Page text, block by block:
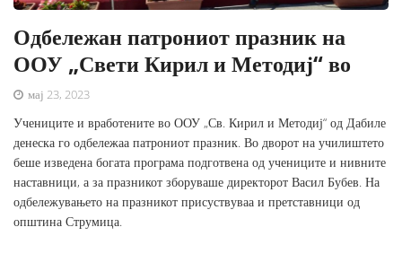
Одбележан патрониот празник на
ООУ „Свети Кирил и Методиј“ во
мај 23, 2023
Учениците и вработените во ООУ „Св. Кирил и Методиј“ од Дабиле
денеска го одбележаа патрониот празник. Во дворот на училиштето
беше изведена богата програма подготвена од учениците и нивните
наставници, а за празникот зборуваше директорот Васил Бубев. На
одбележувањето на празникот присуствуваа и претставници од
општина Струмица.